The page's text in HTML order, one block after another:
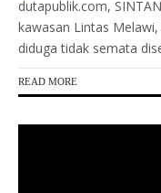
dutapublik.com,
kawasan Lintas
diduga tidak semata
READ MORE
Keterangan Gambar: Agus Flores berdiri di area proyek jalan dengan latar perbukitan, disertai narasi tudingan terhadap keluarga Astrodiarjo yang dibantah oleh pihak keluarga.